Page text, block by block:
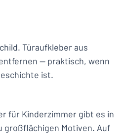
Türaufkleber aus
— praktisch, wenn
ist.
für Kinderzimmer gibt es in
großflächigen Motiven. Auf